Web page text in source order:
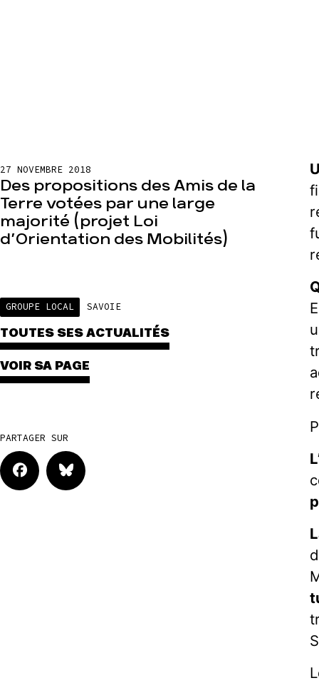
27 NOVEMBRE 2018
Des propositions des Amis de la
Terre votées par une large
majorité (projet Loi
d’Orientation des Mobilités)
GROUPE LOCAL SAVOIE
TOUTES SES ACTUALITÉS
VOIR SA PAGE
PARTAGER SUR